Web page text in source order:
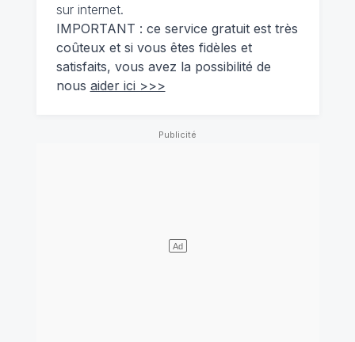
sur internet.
IMPORTANT : ce service gratuit est très
coûteux et si vous êtes fidèles et
satisfaits, vous avez la possibilité de
nous aider ici >>>